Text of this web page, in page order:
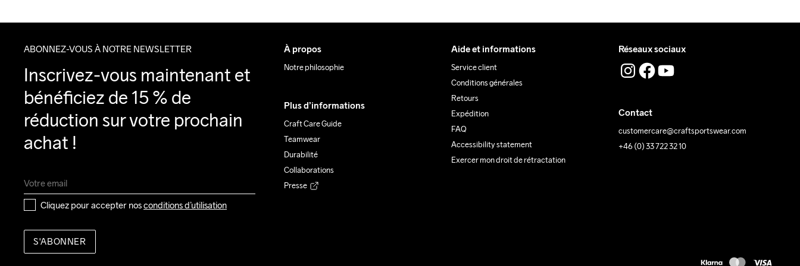
ABONNEZ-VOUS À NOTRE NEWSLETTER
Inscrivez-vous maintenant et
bénéficiez de 15 % de
réduction sur votre prochain
achat !
Cliquez pour accepter nos conditions d’utilisation
S'ABONNER
À propos
Notre philosophie
Plus d’informations
Craft Care Guide
Teamwear
Durabilité
Collaborations
Presse
Aide et informations
Service client
Conditions générales
Retours
Expédition
FAQ
Accessibility statement
Exercer mon droit de rétractation
Réseaux sociaux
Contact
customercare@craftsportswear.com
+46 (0) 33 722 32 10